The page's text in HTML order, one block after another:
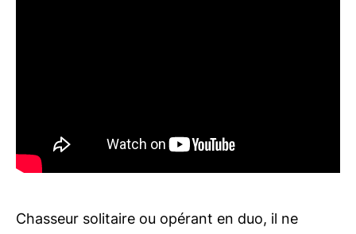
Chasseur solitaire ou opérant en duo, il ne